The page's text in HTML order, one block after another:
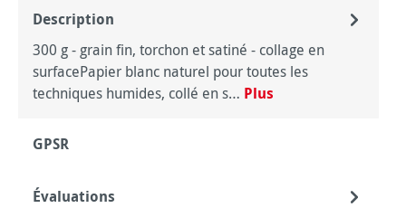
Description
300 g - grain fin, torchon et satiné - collage en
surfacePapier blanc naturel pour toutes les
techniques humides, collé en s… Plus
GPSR
Évaluations